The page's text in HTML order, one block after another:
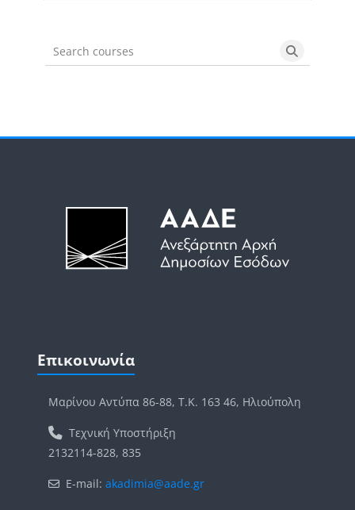
Search courses Search
Μπλοκ
Επικοινωνία
Μαρίνου Αντύπα 86-88, Τ.Κ. 163 46, Ηλιούπολη
Τεχνική Υποστήριξη
2132114-828, 835
E-mail: akadimia@aade.gr